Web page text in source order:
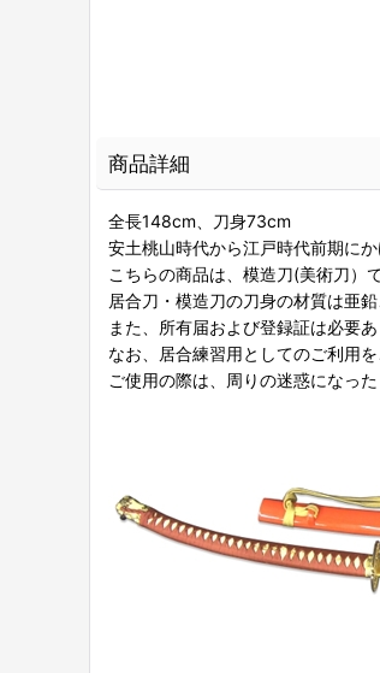
商品詳細
全長148cm、刀身73cm
安土桃山時代から江戸時代前期に
こちらの商品は、模造刀(美術刀）
居合刀・模造刀の刀身の材質は亜
また、所有届および登録証は必要
なお、居合練習用としてのご利用
ご使用の際は、周りの迷惑になっ